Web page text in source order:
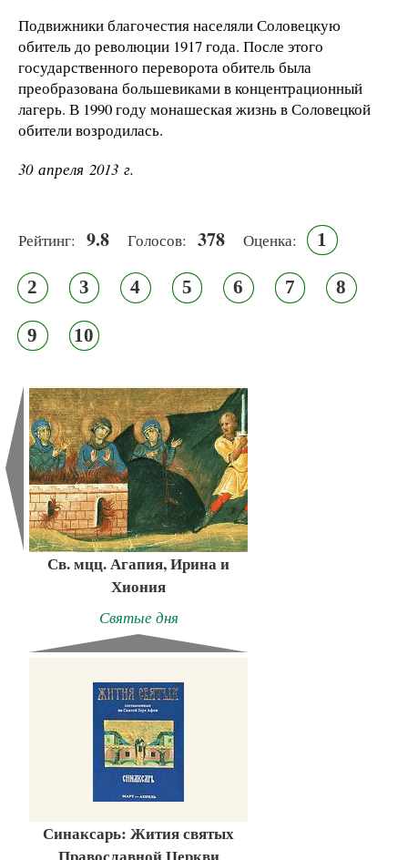
Подвижники благочестия населяли Соловецкую
обитель до революции 1917 года. После этого
государственного переворота обитель была
преобразована большевиками в концентрационный
лагерь. В 1990 году монашеская жизнь в Соловецкой
обители возродилась.
30 апреля 2013 г.
Рейтинг: 9.8 Голосов: 378 Оценка: 1
2 3 4 5 6 7 8
9 10
Св. мцц. Агапия, Ирина и
Хиония
Святые дня
Синаксарь: Жития святых